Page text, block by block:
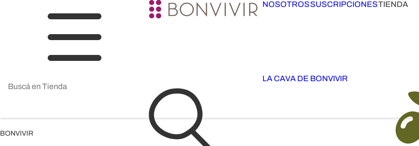
NOSOTROSSUSCRIPCIONESTIENDA
LA CAVA DE BONVIVIR
BONVIVIR